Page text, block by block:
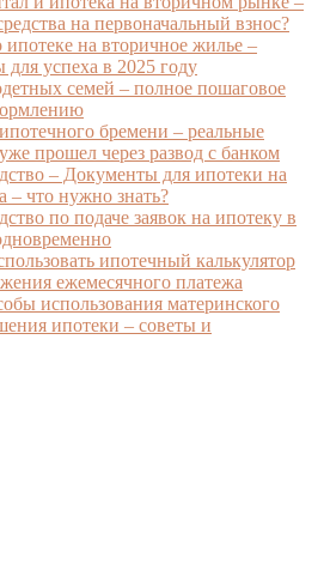
на первоначальный взнос?
на вторичное жилье –
успеха в 2025 году
семей – полное пошаговое
бремени – реальные
прошел через развод с банком
– Документы для ипотеки на
– что нужно знать?
по подаче заявок на ипотеку в
ипотечный калькулятор
ежемесячного платежа
использования материнского
ипотеки – советы и